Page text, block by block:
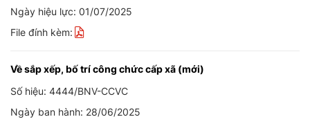
Ngày hiệu lực: 01/07/2025
File đính kèm:
Về sắp xếp, bố trí công chức cấp xã (mới)
Số hiệu: 4444/BNV-CCVC
Ngày ban hành: 28/06/2025